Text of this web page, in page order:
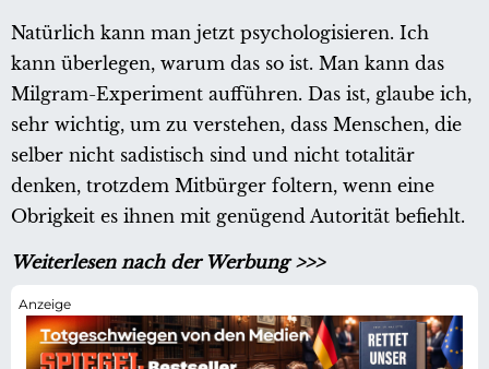
Natürlich kann man jetzt psychologisieren. Ich
kann überlegen, warum das so ist. Man kann das
Milgram-Experiment aufführen. Das ist, glaube ich,
sehr wichtig, um zu verstehen, dass Menschen, die
selber nicht sadistisch sind und nicht totalitär
denken, trotzdem Mitbürger foltern, wenn eine
Obrigkeit es ihnen mit genügend Autorität befiehlt.
Weiterlesen nach der Werbung >>>